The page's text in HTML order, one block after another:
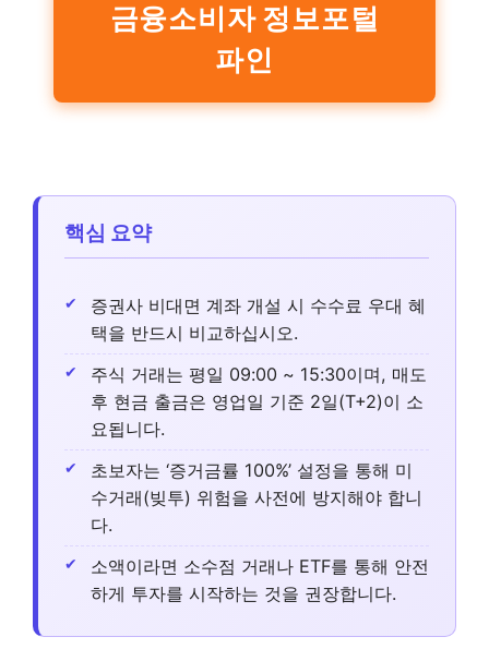
금융소비자 정보포털
파인
핵심 요약
증권사 비대면 계좌 개설 시 수수료 우대 혜
택을 반드시 비교하십시오.
주식 거래는 평일 09:00 ~ 15:30이며, 매도
후 현금 출금은 영업일 기준 2일(T+2)이 소
요됩니다.
초보자는 ‘증거금률 100%’ 설정을 통해 미
수거래(빚투) 위험을 사전에 방지해야 합니
다.
소액이라면 소수점 거래나 ETF를 통해 안전
하게 투자를 시작하는 것을 권장합니다.